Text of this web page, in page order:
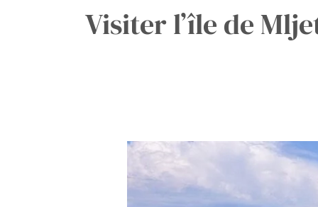
Visiter l’île de
L’île
Mljet